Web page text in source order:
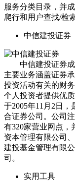
服务分类目录，并
爬行和用户查找/检
中信建投证券
中信建投证券成
主要业务涵盖证券
投资活动有关的财
个人投资者提供优
于2005年11月2日
合证券公司。公司
有320家营业网点，
资本管理有限公司
建投基金管理有限
司。
实用工具